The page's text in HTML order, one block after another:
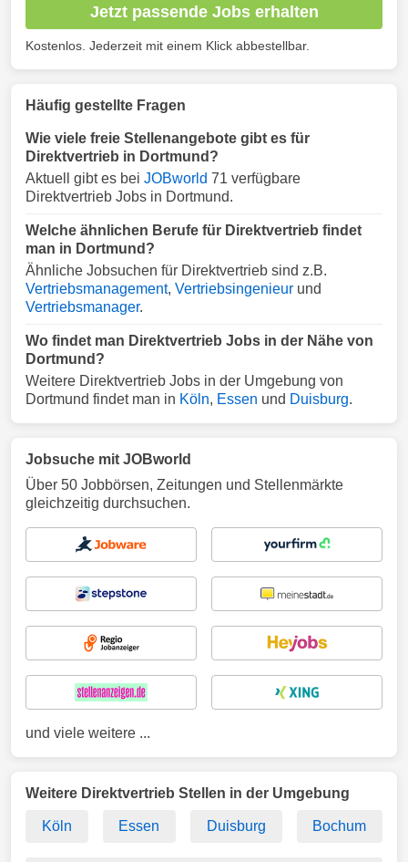
Jetzt passende Jobs erhalten
Kostenlos. Jederzeit mit einem Klick abbestellbar.
Häufig gestellte Fragen
Wie viele freie Stellenangebote gibt es für
Direktvertrieb in Dortmund?
Aktuell gibt es bei JOBworld 71 verfügbare
Direktvertrieb Jobs in Dortmund.
Welche ähnlichen Berufe für Direktvertrieb findet
man in Dortmund?
Ähnliche Jobsuchen für Direktvertrieb sind z.B.
Vertriebsmanagement, Vertriebsingenieur und
Vertriebsmanager.
Wo findet man Direktvertrieb Jobs in der Nähe von
Dortmund?
Weitere Direktvertrieb Jobs in der Umgebung von
Dortmund findet man in Köln, Essen und Duisburg.
Jobsuche mit JOBworld
Über 50 Jobbörsen, Zeitungen und Stellenmärkte
gleichzeitig durchsuchen.
und viele weitere ...
Weitere Direktvertrieb Stellen in der Umgebung
Köln Essen Duisburg Bochum